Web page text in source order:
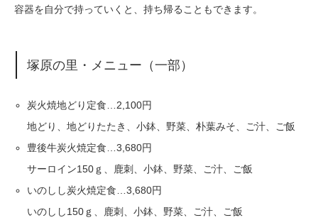
容器を自分で持っていくと、持ち帰ることもできます。
塚原の里・メニュー（一部）
炭火焼地どり定食…2,100円
地どり、地どりたたき、小鉢、野菜、朴葉みそ、ご汁、ご飯
豊後牛炭火焼定食…3,680円
サーロイン150ｇ、鹿刺、小鉢、野菜、ご汁、ご飯
いのしし炭火焼定食…3,680円
いのしし150ｇ、鹿刺、小鉢、野菜、ご汁、ご飯